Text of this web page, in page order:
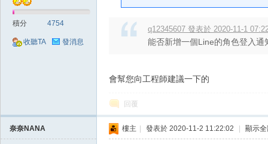
積分 4754
收聽TA 發消息
q12345607 發表於 2020-11-1
能否新增一個Line的角色登入通
會幫您向工程師建議一下的
回覆
奈奈NANA 樓主 發表於 2020-11-2 11:22:02 顯示